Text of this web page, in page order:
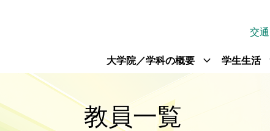
交
大学院／学科の概要 expand_more 学生生活
教員一覧